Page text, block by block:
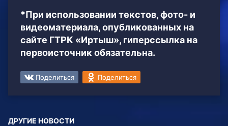
*При использовании текстов, фото- и
видеоматериала, опубликованных на
сайте ГТРК «Иртыш», гиперссылка на
первоисточник обязательна.
Поделиться Поделиться
ДРУГИЕ НОВОСТИ